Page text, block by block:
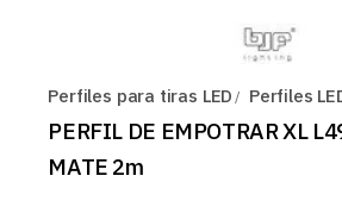
Perfiles para tiras LED Perfiles
PERFIL DE EMPOTRAR XL
MATE 2m